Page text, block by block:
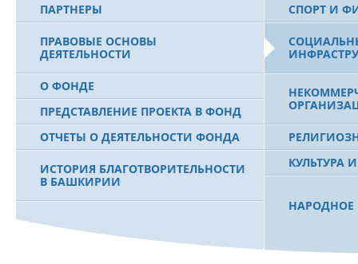
ПАРТНЕРЫ
ПРАВОВЫЕ ОСНОВЫ
ДЕЯТЕЛЬНОСТИ
О ФОНДЕ
ПРЕДСТАВЛЕНИЕ ПРОЕКТА В ФОНД
ОТЧЕТЫ О ДЕЯТЕЛЬНОСТИ ФОНДА
ИСТОРИЯ БЛАГОТВОРИТЕЛЬНОСТИ
В БАШКИРИИ
МУРТАЗЕ РАХИМОВЕ
СПОРТ И
КУЛЬТУРА
НАРОДНОЕ